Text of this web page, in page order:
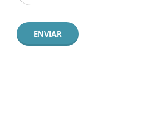
ENVIAR